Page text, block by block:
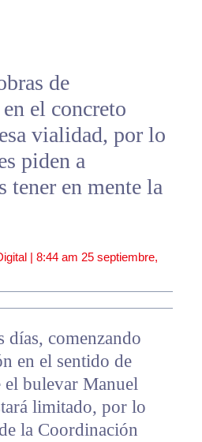
de
el concreto
vialidad, por lo
piden a
tener en mente la
| 8:44 am 25 septiembre,
días, comenzando
en el sentido de
el bulevar Manuel
limitado, por lo
la Coordinación